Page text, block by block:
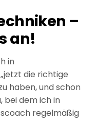
–
an!
in
die richtige
haben, und schon
bei dem ich in
regelmäßig